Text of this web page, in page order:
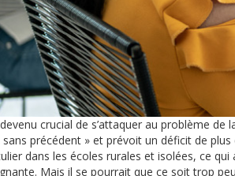
crucial de s’attaquer au problème de
sans précédent » et prévoit un déficit de
dans les écoles rurales et isolées, ce
Mais il se pourrait que ce soit trop